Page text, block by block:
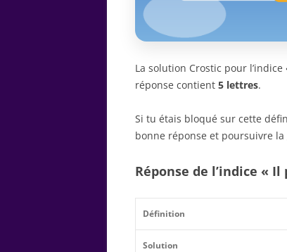
La solution Crostic pour l’indice
réponse contient 5 lettres.
Si tu étais bloqué sur cette
bonne réponse et poursuivre
Réponse de l’indice «
Définition
Solution